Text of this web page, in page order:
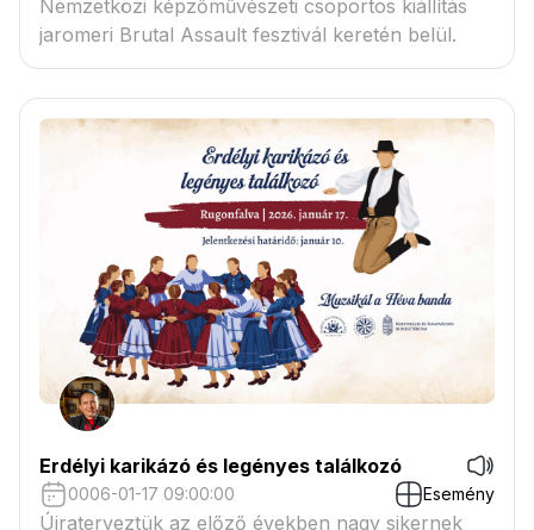
Nemzetközi képzőművészeti csoportos kiállítás
jaromeri Brutal Assault fesztivál keretén belül.
Erdélyi karikázó és legényes találkozó
0006-01-17 09:00:00 Esemény
Újraterveztük az előző években nagy sikernek